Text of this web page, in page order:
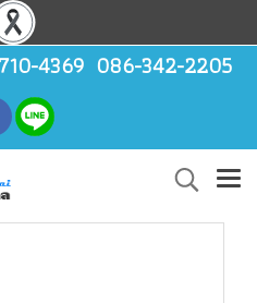
4369 086-342-2205